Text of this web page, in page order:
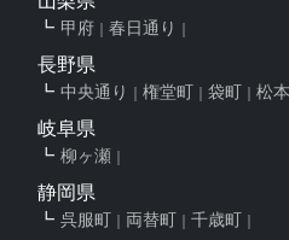
甲府 春日通り
長野県
中央通り 権堂町 袋町 松
岐阜県
柳ヶ瀬
静岡県
呉服町 両替町 千歳町